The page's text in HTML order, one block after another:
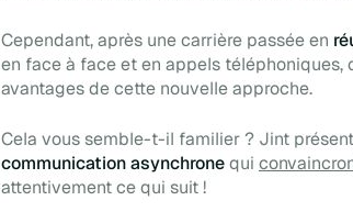
Cependant, après une carrière passée en
en face à face et en appels
avantages de cette nouvelle approche.
Cela vous semble-t-il familier ? Jint
communication asynchronequi
attentivement ce qui suit !